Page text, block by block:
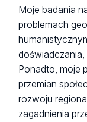
Moje badania
problemach
doświadczania,
Ponadto, moje
przemian
rozwoju
zagadnienia